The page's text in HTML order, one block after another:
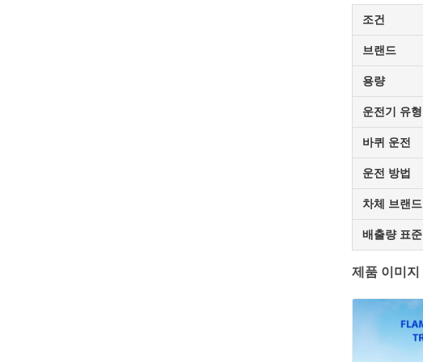
조건
브랜드
용량
운전기 유형
바퀴 운전
운전 방법
차체 브랜드
배출량 표준
제품 이미지